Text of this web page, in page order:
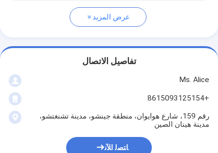
عرض المزيد
تفاصيل الاتصال
Ms. Alice
+8615093125154
رقم 159، شارع هوايوان، منطقة جينشو، مدينة تشنغتشو،
مدينة هينان الصين
ﺎﺘﺼﻟ ﺍﻶﻧ